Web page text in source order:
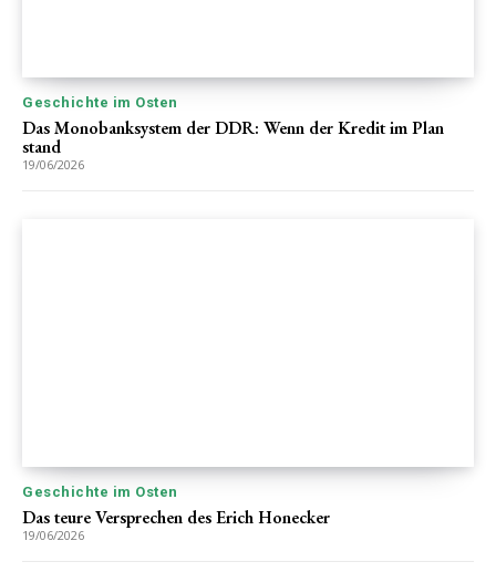
Geschichte im Osten
Das Monobanksystem der DDR: Wenn der Kredit im Plan
stand
19/06/2026
Geschichte im Osten
Das teure Versprechen des Erich Honecker
19/06/2026